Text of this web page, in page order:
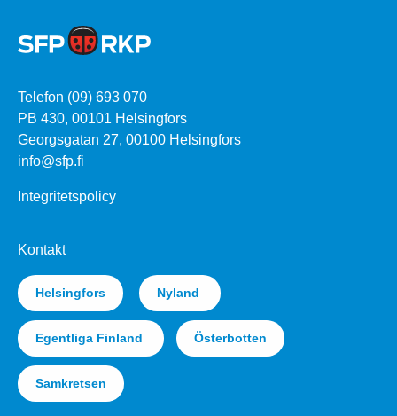
Telefon (09) 693 070
PB 430, 00101 Helsingfors
Georgsgatan 27, 00100 Helsingfors
info@sfp.fi
Integritetspolicy
Kontakt
Helsingfors Nyland
Egentliga Finland Österbotten
Samkretsen